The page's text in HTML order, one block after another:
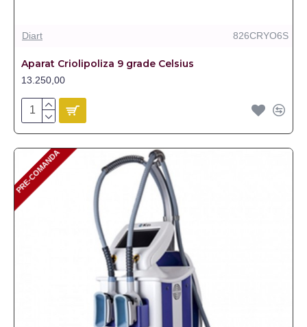
Diart 826CRYO6S
Aparat Criolipoliza 9 grade Celsius
13.250,00
PRE-COMANDA
PRE-COMANDA